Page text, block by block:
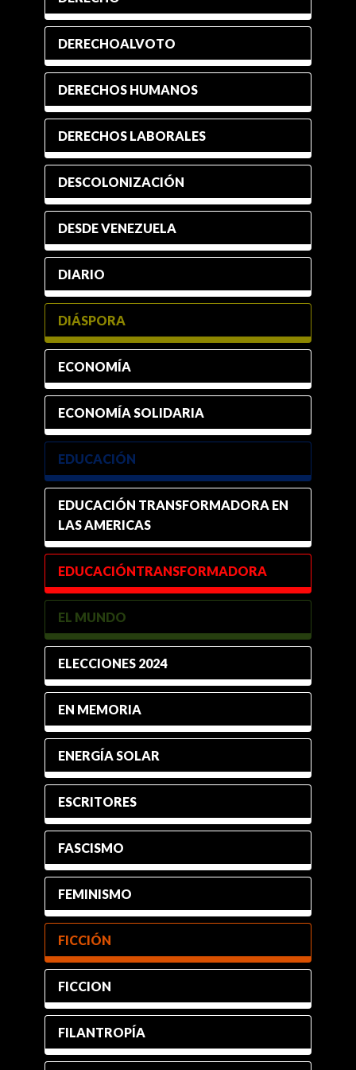
DERECHOALVOTO
DERECHOS HUMANOS
DERECHOS LABORALES
DESCOLONIZACIÓN
DESDE VENEZUELA
DIARIO
DIÁSPORA
ECONOMÍA
ECONOMÍA SOLIDARIA
EDUCACIÓN
EDUCACIÓN TRANSFORMADORA EN
LAS AMERICAS
EDUCACIÓNTRANSFORMADORA
EL MUNDO
ELECCIONES 2024
EN MEMORIA
ENERGÍA SOLAR
ESCRITORES
FASCISMO
FEMINISMO
FICCIÓN
FICCION
FILANTROPÍA